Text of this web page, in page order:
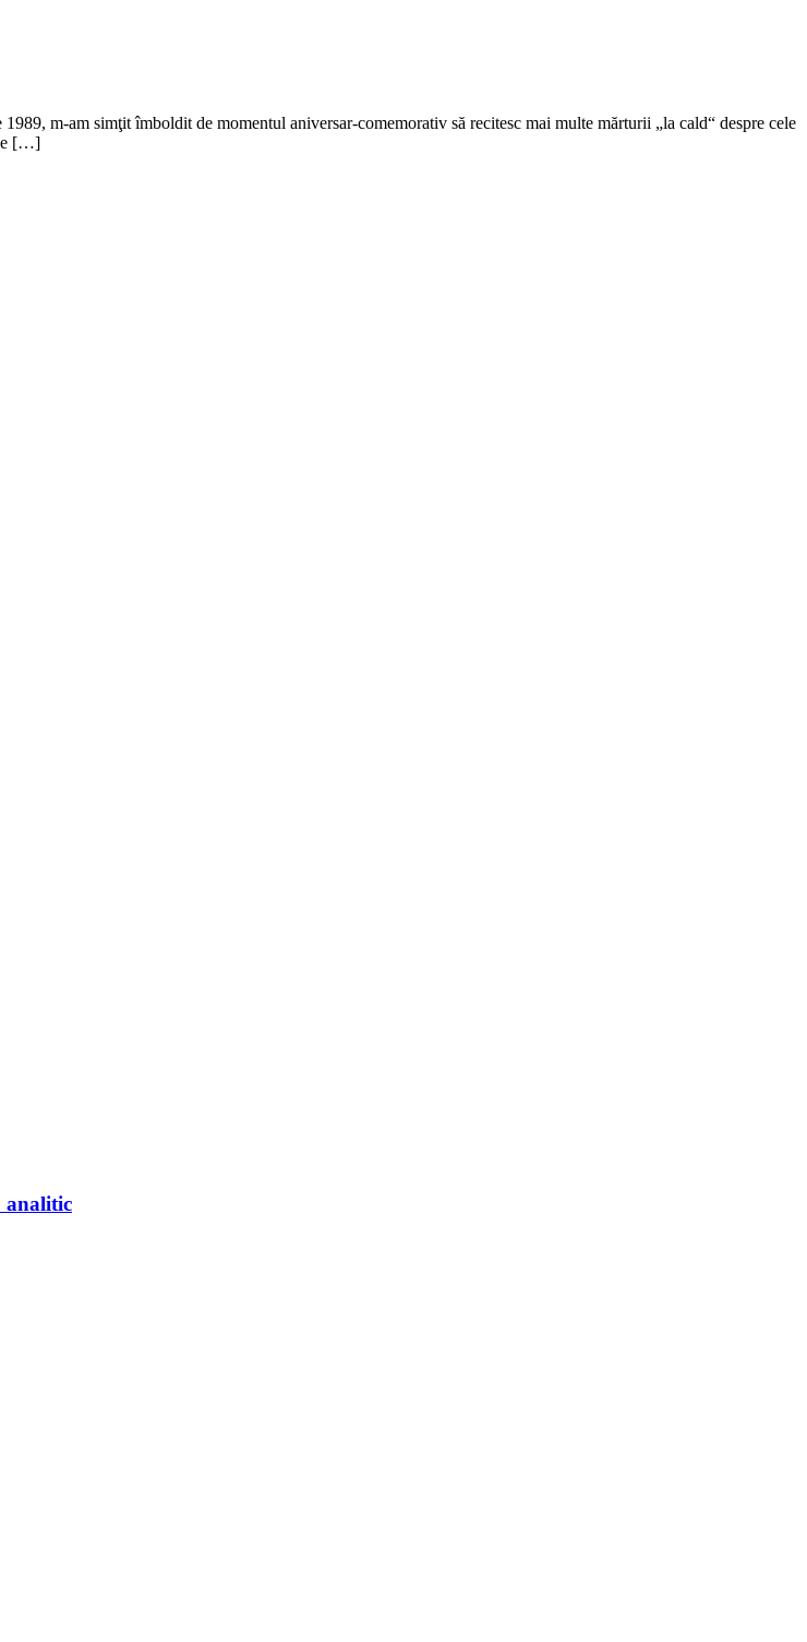
m-am simţit îmboldit de momentul aniversar-comemorativ să recitesc mai multe mărturii „la cald“ despre cele
[…]
analitic